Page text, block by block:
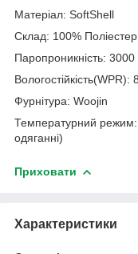
Матеріал: SoftShell
Склад: 100% Поліестер
Паропроникність:
Вологостійкість(WPR):
Фурнітура: Woojin
Температурний
одяганні)
Приховати
Характеристики